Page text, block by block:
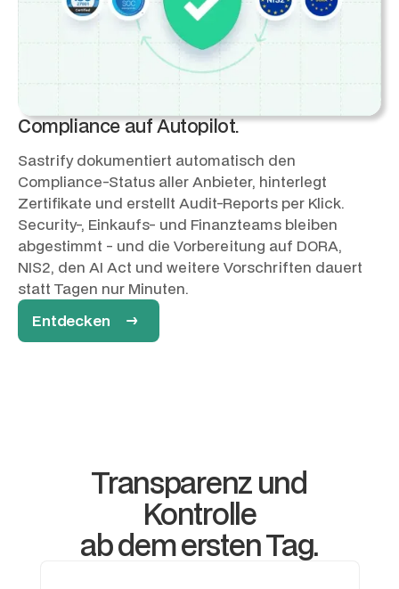
Compliance auf Autopilot.
Sastrify dokumentiert automatisch den
Compliance-Status aller Anbieter, hinterlegt
Zertifikate und erstellt Audit-Reports per Klick.
Security-, Einkaufs- und Finanzteams bleiben
abgestimmt - und die Vorbereitung auf DORA,
NIS2, den AI Act und weitere Vorschriften dauert
statt Tagen nur Minuten.
Entdecken →
Transparenz und
Kontrolle
ab dem ersten Tag.